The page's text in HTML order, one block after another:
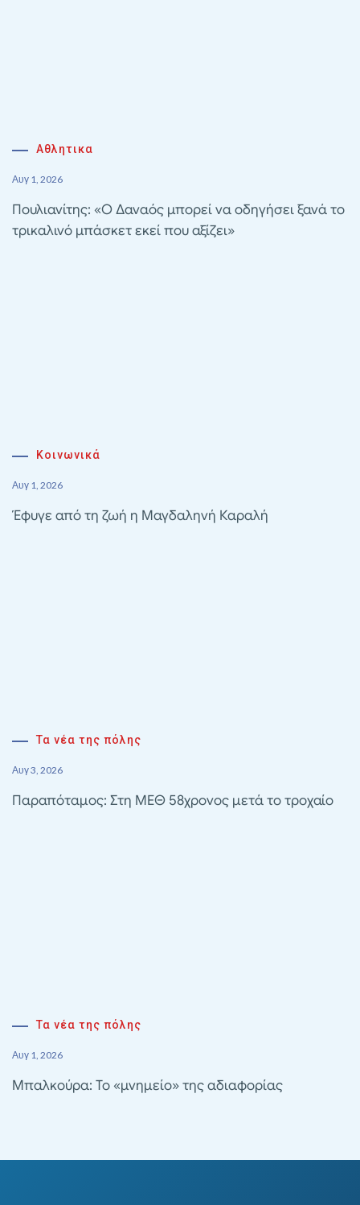
Αθλητικα
Αυγ 1, 2026
Πουλιανίτης: «Ο Δαναός μπορεί να οδηγήσει ξανά το
τρικαλινό μπάσκετ εκεί που αξίζει»
Κοινωνικά
Αυγ 1, 2026
Έφυγε από τη ζωή η Μαγδαληνή Καραλή
Τα νέα της πόλης
Αυγ 3, 2026
Παραπόταμος: Στη ΜΕΘ 58χρονος μετά το τροχαίο
Τα νέα της πόλης
Αυγ 1, 2026
Μπαλκούρα: Το «μνημείο» της αδιαφορίας